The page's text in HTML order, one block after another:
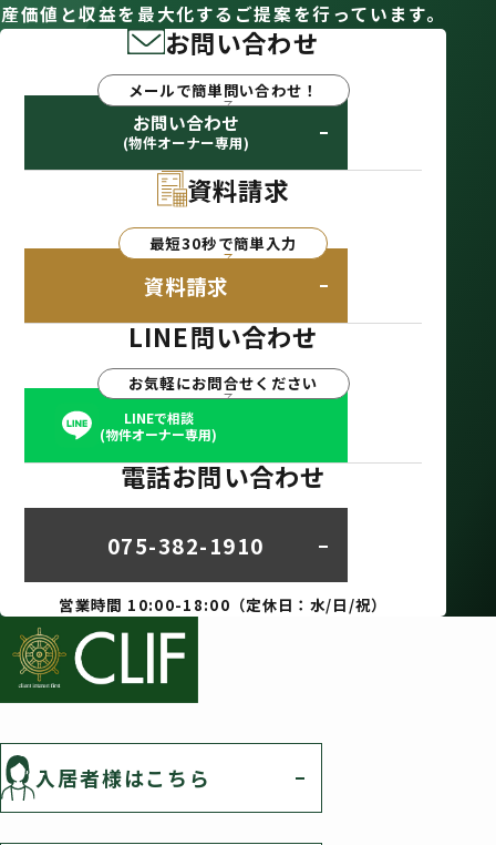
産価値と収益を最大化するご提案を行っています。
お問い合わせ
メールで簡単問い合わせ！
お問い合わせ
(物件オーナー専用)
資料請求
最短30秒で簡単入力
資料請求
LINE問い合わせ
お気軽にお問合せください
LINEで相談
(物件オーナー専用)
電話お問い合わせ
075-382-1910
営業時間 10:00-18:00（定休日：水/日/祝）
入居者様はこちら